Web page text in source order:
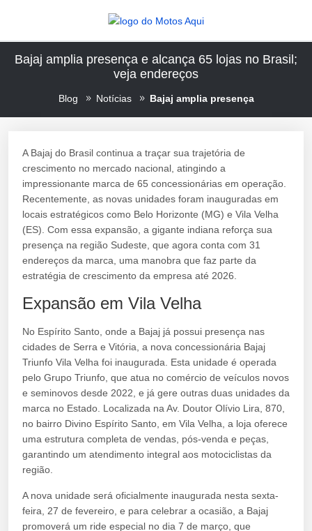
Bajaj amplia presença e alcança 65 lojas no Brasil;
veja endereços
Blog Notícias Bajaj amplia presença
A Bajaj do Brasil continua a traçar sua trajetória de
crescimento no mercado nacional, atingindo a
impressionante marca de 65 concessionárias em operação.
Recentemente, as novas unidades foram inauguradas em
locais estratégicos como Belo Horizonte (MG) e Vila Velha
(ES). Com essa expansão, a gigante indiana reforça sua
presença na região Sudeste, que agora conta com 31
endereços da marca, uma manobra que faz parte da
estratégia de crescimento da empresa até 2026.
Expansão em Vila Velha
No Espírito Santo, onde a Bajaj já possui presença nas
cidades de Serra e Vitória, a nova concessionária Bajaj
Triunfo Vila Velha foi inaugurada. Esta unidade é operada
pelo Grupo Triunfo, que atua no comércio de veículos novos
e seminovos desde 2022, e já gere outras duas unidades da
marca no Estado. Localizada na Av. Doutor Olívio Lira, 870,
no bairro Divino Espírito Santo, em Vila Velha, a loja oferece
uma estrutura completa de vendas, pós-venda e peças,
garantindo um atendimento integral aos motociclistas da
região.
A nova unidade será oficialmente inaugurada nesta sexta-
feira, 27 de fevereiro, e para celebrar a ocasião, a Bajaj
promoverá um ride especial no dia 7 de março, que